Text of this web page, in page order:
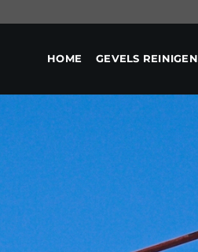
HOME GEVELS REINIGEN